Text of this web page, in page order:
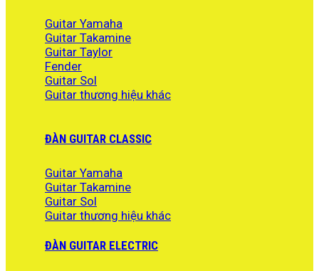
Guitar Yamaha
Guitar Takamine
Guitar Taylor
Fender
Guitar Sol
Guitar thương hiệu khác
ĐÀN GUITAR CLASSIC
Guitar Yamaha
Guitar Takamine
Guitar Sol
Guitar thương hiệu khác
ĐÀN GUITAR ELECTRIC